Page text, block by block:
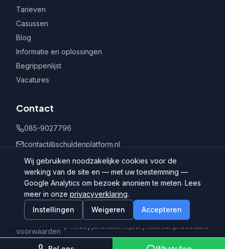
Tarieven
Casussen
Blog
Informatie en oplossingen
Begrippenlijst
Vacatures
Contact
085-9027796
contact@schuldenplatform.nl
Postbus 802, 7400 AV Deventer
©
Schuldenplatform.nl
Algemene
voorwaarden
|Privacy |Dienstenwijzer |Klachtenprocedure
Wij gebruiken noodzakelijke cookies voor de
werking van de site en — met uw toestemming —
Google Analytics om bezoek anoniem te meten. Lees
meer in onze privacyverklaring.
Instellingen
Weigeren Accepteren